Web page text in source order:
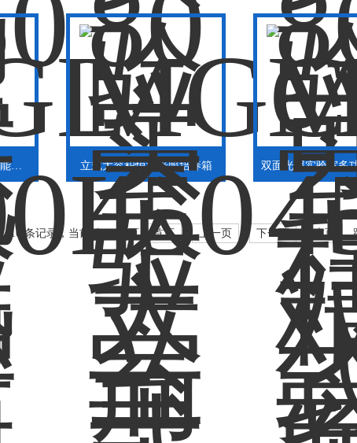
恒温恒湿光照气候箱 智能人工气候培养箱 立式大容积恒温光照培养箱
410 条记录，当前 24 / 35 页 首页 上一页 下一页 末页